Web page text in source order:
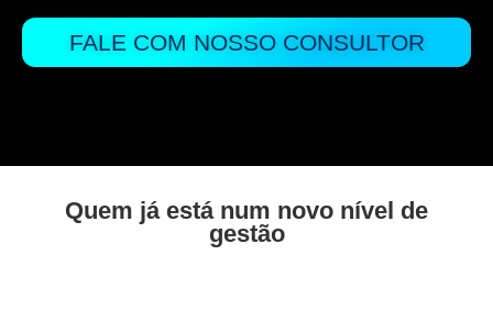
FALE COM NOSSO CONSULTOR
Quem já está num novo nível de
gestão